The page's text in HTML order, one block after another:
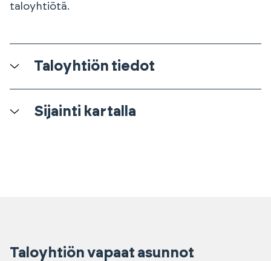
taloyhtiötä.
Taloyhtiön tiedot
Sijainti kartalla
Taloyhtiön vapaat asunnot